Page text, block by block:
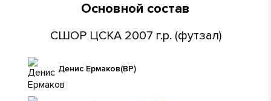
Основной состав
СШОР ЦСКА 2007 г.р. (футзал)
Денис Ермаков(ВР)